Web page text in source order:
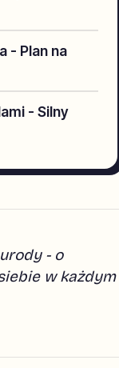
- Plan na
- Silny
- o
w każdym